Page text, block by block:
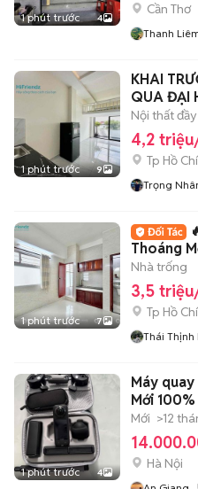
1 phút trước 4
Cần Thơ
Thanh
1 phút trước 9
KHAI
QUA ĐẠI
Nội thất
4,2
Tp Hồ
Trọng
1 phút trước 7
Thoáng
Chinh
Nhà trống
3,5
Tp Hồ
Thái
1 phút trước 4
Máy
Mới 100%
Mới >12
Hà Nội